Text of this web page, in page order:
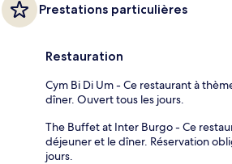
Prestations particulières
Restauration
Cym Bi Di Um - Ce restaurant à
dîner. Ouvert tous les jours.
The Buffet at Inter Burgo - Ce
déjeuner et le dîner. Réservation
jours.